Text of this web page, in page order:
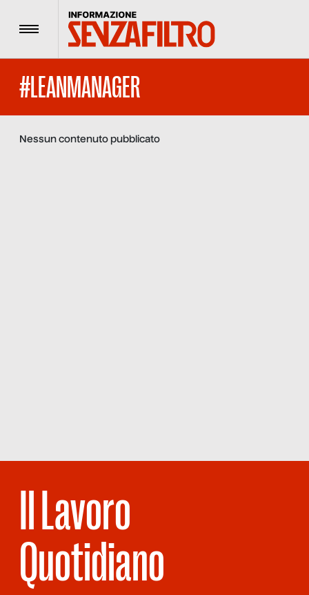
Menu
#LEANMANAGER
Nessun contenuto pubblicato
Il Lavoro
Quotidiano